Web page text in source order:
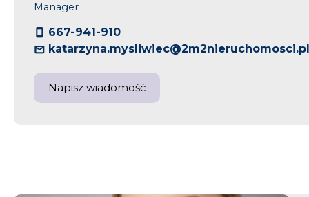
Manager
667-941-910
katarzyna.mysliwiec@2m2nieruchomosci.pl
Napisz wiadomość